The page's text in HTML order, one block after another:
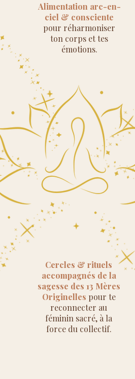
Alimentation arc-en-
ciel & consciente
pour réharmoniser
ton corps et tes
émotions.
Cercles & rituels
accompagnés de la
sagesse des 13 Mères
Originelles pour te
reconnecter au
féminin sacré, à la
force du collectif.